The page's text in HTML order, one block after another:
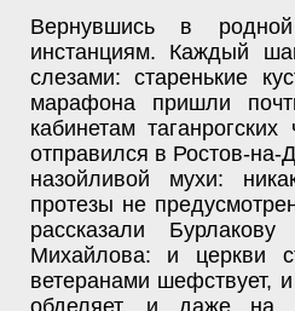
Вернувшись в
инстанциям. Каждый
слезами: старенькие
марафона пришли
кабинетам
отправился в Ростов-на-
назойливой мухи:
протезы не
рассказали
Михайлова: и церкви
ветеранами шефствует,
обделяет, и даже на